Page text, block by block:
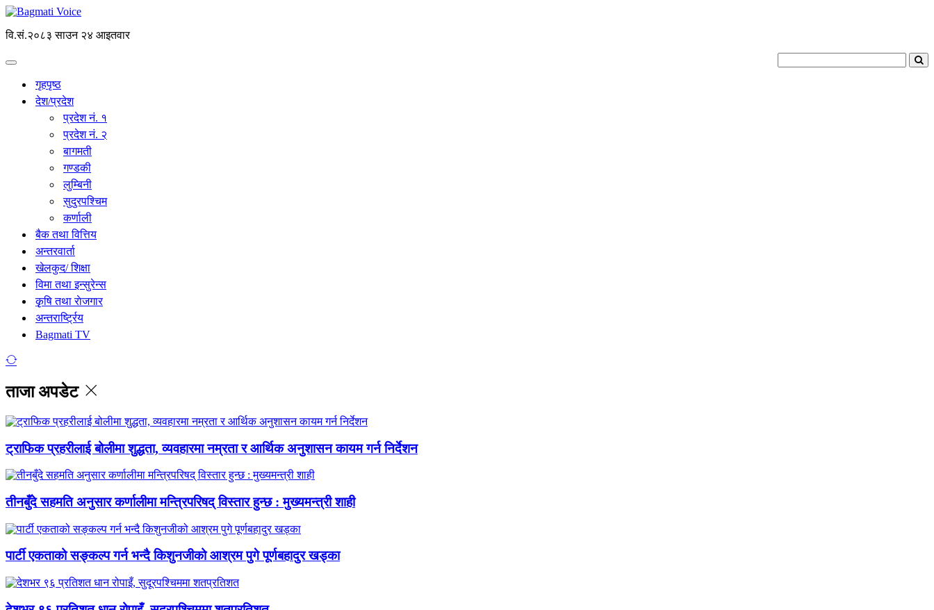
वि.सं.२०८३ साउन २४ आइतवार
गृहपृष्ठ
देश/प्रदेश
प्रदेश नं. १
प्रदेश नं. २
बागमती
गण्डकी
लुम्बिनी
सुदुरपश्चिम
कर्णाली
बैक तथा वित्तिय
अन्तरवार्ता
खेलकुद/ शिक्षा
विमा तथा इन्सुरेन्स
कृृषि तथा राेजगार
अन्तरार्ष्ट्रिय
Bagmati TV
ताजा अपडेट
ट्राफिक प्रहरीलाई बोलीमा शुद्धता, व्यवहारमा नम्रता र आर्थिक अनुशासन कायम गर्न निर्देशन
तीनबुँदे सहमति अनुसार कर्णालीमा मन्त्रिपरिषद् विस्तार हुन्छ : मुख्यमन्त्री शाही
पार्टी एकताको सङ्कल्प गर्न भन्दै किशुनजीको आश्रम पुगे पूर्णबहादुर खड्का